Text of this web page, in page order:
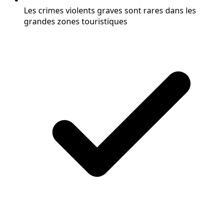
Les crimes violents graves sont rares dans les
grandes zones touristiques